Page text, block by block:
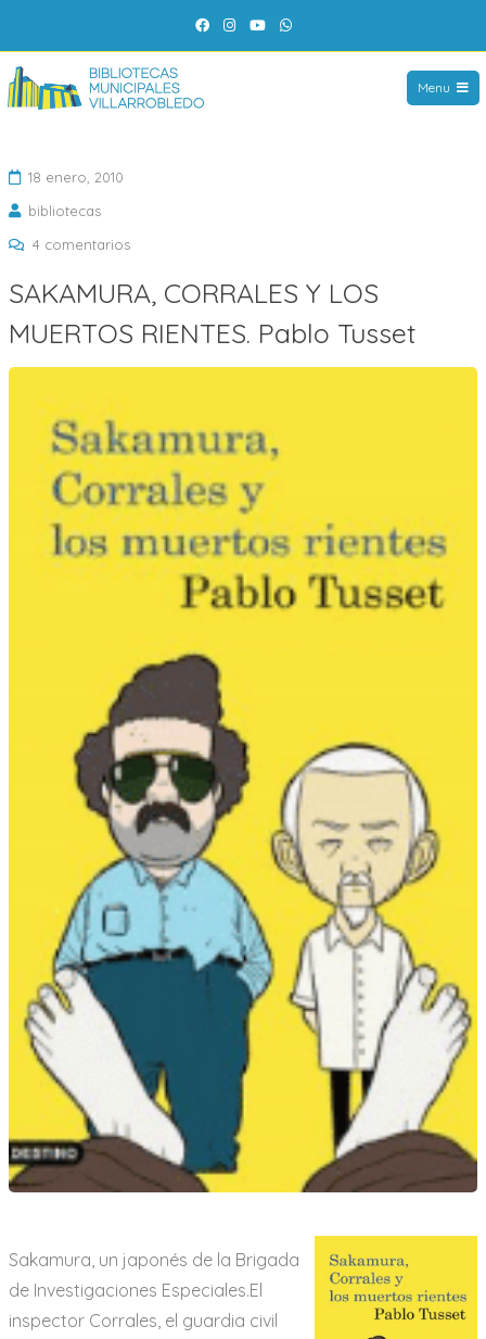
al
contenido
Facebook
Instagram
YouTubeWhatsApp
Menu
18 enero, 2010
bibliotecas
4 comentariosen
CORRALES
Y
Pablo
SAKAMURA, CORRALES Y LOS
MUERTOS RIENTES. Pablo Tusset
Sakamura, un japonés de la Brigada
de Investigaciones Especiales.El
inspector Corrales, el guardia civil